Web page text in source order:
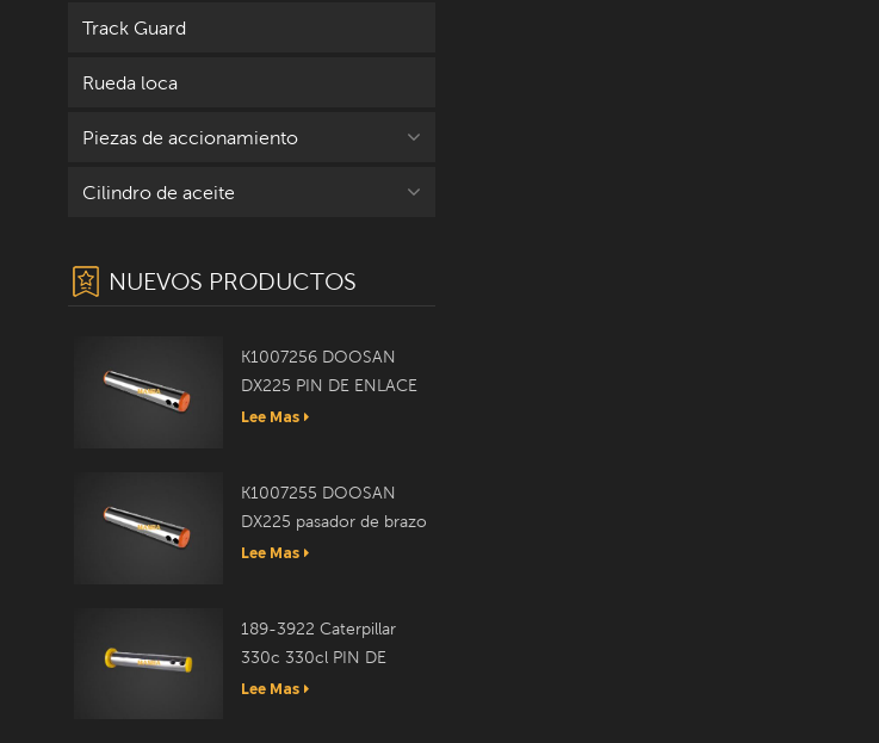
Track Guard
Rueda loca
Piezas de accionamiento
Cilindro de aceite
NUEVOS PRODUCTOS
K1007256 DOOSAN
DX225 PIN DE ENLACE
Lee Mas
K1007255 DOOSAN
DX225 pasador de brazo
Lee Mas
189-3922 Caterpillar
330c 330cl PIN DE
ENLACE
Lee Mas